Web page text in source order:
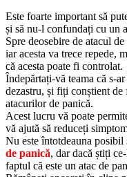
Este foarte important să
și să nu-l confundați cu un
Spre deosebire de atacul de
iar acesta va trece repede,
că acesta poate fi controlat.
Îndepărtați-vă teama că s-
dezastru, și fiți conștient de
atacurilor de panică.
Acest lucru vă poate
vă ajută să reduceți
Nu este întotdeauna
de panică, dar dacă știți
faptul că este un atac de